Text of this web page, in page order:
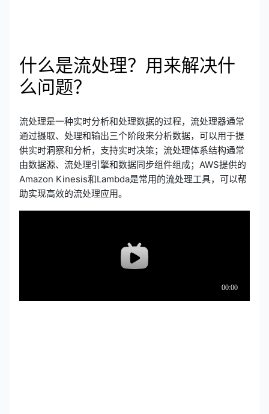
什么是流处理？用来解决什
么问题？
流处理是一种实时分析和处理数据的过程，流处理器通常
通过摄取、处理和输出三个阶段来分析数据，可以用于提
供实时洞察和分析，支持实时决策；流处理体系结构通常
由数据源、流处理引擎和数据同步组件组成；AWS提供的
Amazon Kinesis和Lambda是常用的流处理工具，可以帮
助实现高效的流处理应用。